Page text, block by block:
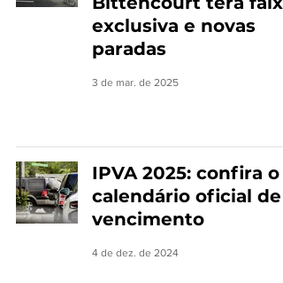
exclusiva e novas
paradas
3 de mar. de 2025
IPVA 2025: confira o
calendário oficial de
vencimento
4 de dez. de 2024